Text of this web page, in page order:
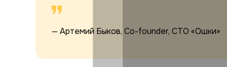
— Артемий Быков, Co-founder, CTO «Ошки»